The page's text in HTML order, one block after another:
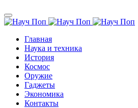
Главная
Наука и техника
История
Космос
Оружие
Гаджеты
Экономика
Контакты